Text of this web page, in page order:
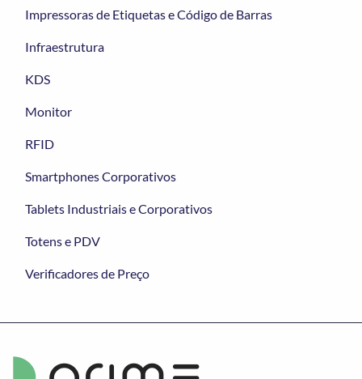
Impressoras de Etiquetas e Código de Barras
Infraestrutura
KDS
Monitor
RFID
Smartphones Corporativos
Tablets Industriais e Corporativos
Totens e PDV
Verificadores de Preço